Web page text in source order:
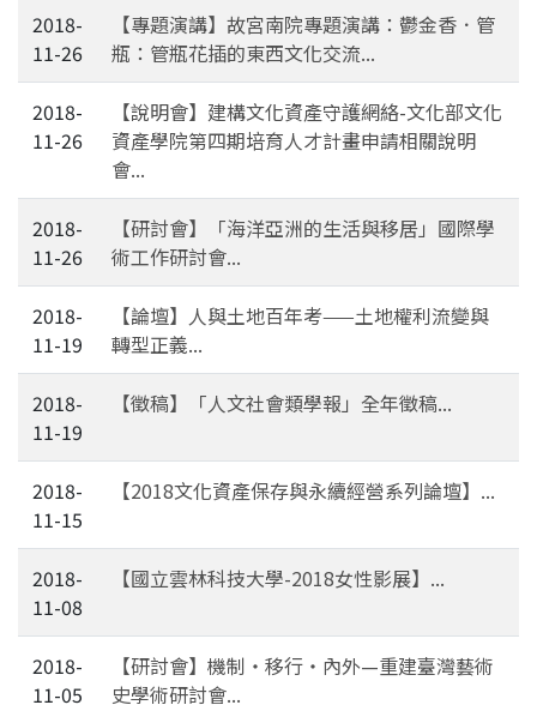
2018-
11-26
【專題演講】故宮南院專題演講：鬱金香．管
瓶：管瓶花插的東西文化交流...
2018-
11-26
【說明會】建構文化資產守護網絡-文化部文化
資產學院第四期培育人才計畫申請相關說明
會...
2018-
11-26
【研討會】「海洋亞洲的生活與移居」國際學
術工作研討會...
2018-
11-19
【論壇】人與土地百年考——土地權利流變與
轉型正義...
2018-
11-19
【徵稿】「人文社會類學報」全年徵稿...
2018-
11-15
【2018文化資產保存與永續經營系列論壇】...
2018-
11-08
【國立雲林科技大學-2018女性影展】...
2018-
11-05
【研討會】機制‧移行‧內外—重建臺灣藝術
史學術研討會...